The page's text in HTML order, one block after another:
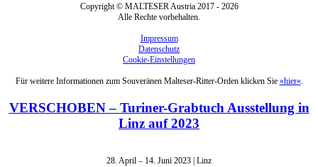
Copyright © MALTESER Austria 2017 - 2026
Alle Rechte vorbehalten.
Impressum
Datenschutz
Cookie-Einstellungen
Für weitere Informationen zum Souveränen Malteser-Ritter-Orden klicken Sie »hier«.
VERSCHOBEN – Turiner-Grabtuch Ausstellung in
Linz auf 2023
28. April – 14. Juni 2023 | Linz